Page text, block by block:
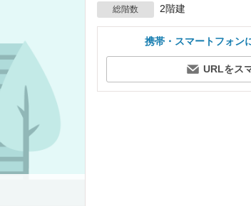
総階数 2階建
携帯・スマートフォン
URLをス